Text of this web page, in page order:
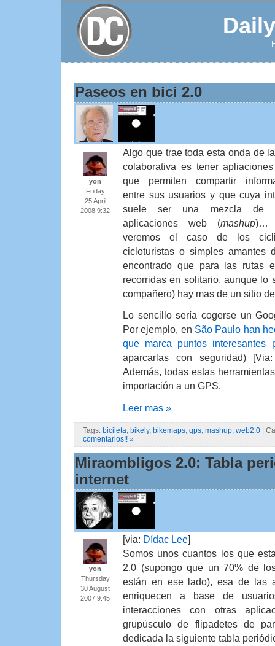
Paseos en bici 2.0
yon
Friday
25 April
2008 9:32
Algo que trae toda esta onda de
colaborativa es tener
que permiten compartir
entre sus usuarios y que cuya
suele ser una mezcla de
aplicaciones web (mashup)…
veremos el caso de los
cicloturistas o simples amantes
encontrado que para las rutas
recorridas en solitario, aunque lo
compañero) hay mas de un sitio
Lo sencillo sería cogerse un
Por ejemplo, en São Paulo han
que marca puntos interesantes
aparcarlas con seguridad)
Además, todas estas
importación a un GPS.
Leer mas »
Tags: bicileta, bikely, bikemaps, gps, mashup, web2.0 |
comentarios!! »
Miraombligos 2.0: Tabla
internet
yon
Thursday
30 August
2007 9:45
[via: Dídac Lee]
Somos unos cuantos los que
2.0 (supongo que un 70% de
están en ese lado), esa de las
enriquecen a base de
interacciones con otras
grupúsculo de flipadetes de
dedicada la siguiente tabla